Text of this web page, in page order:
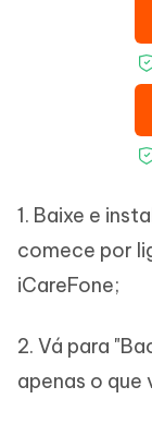
1. Baixe e
comece por
iCareFone;
2. Vá para
apenas o que